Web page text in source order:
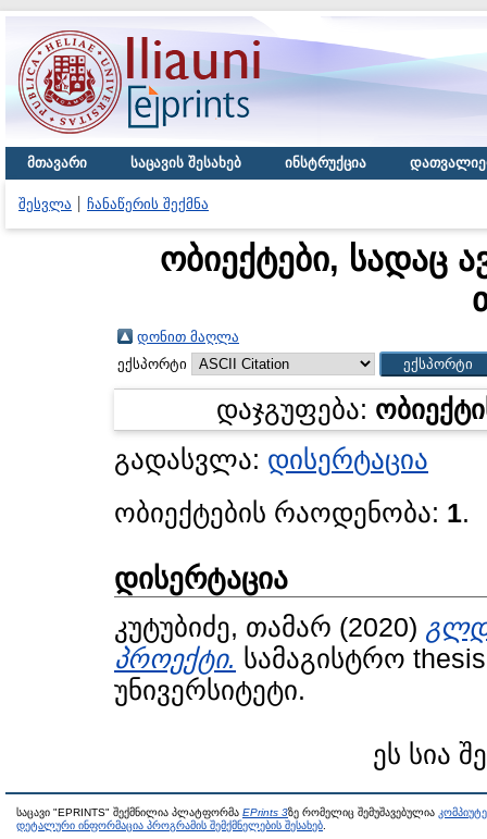
მთავარი საცავის შესახებ ინსტრუქცია
შესვლა ჩანაწერის შექმნა
ობიექტები, სადაც
დონით მაღლა
ექსპორტი
დაჯგუფება:
გადასვლა: დისერტაცია
ობიექტების რაოდენობა: 1.
დისერტაცია
კუტუბიძე, თამარ (2020)
პროექტი. სამაგისტრო
უნივერსიტეტი.
ეს სია
საცავი "EPRINTS" შექმნილია პლატფორმა EPrints 3ზე რომელიც შემუშავებულია
დეტალური ინფორმაცია პროგრამის შემქმნელების შესახებ